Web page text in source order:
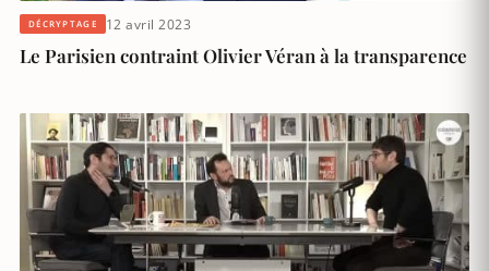
DÉCRYPTAGE 12 avril 2023
Le Parisien contraint Olivier Véran à la transparence